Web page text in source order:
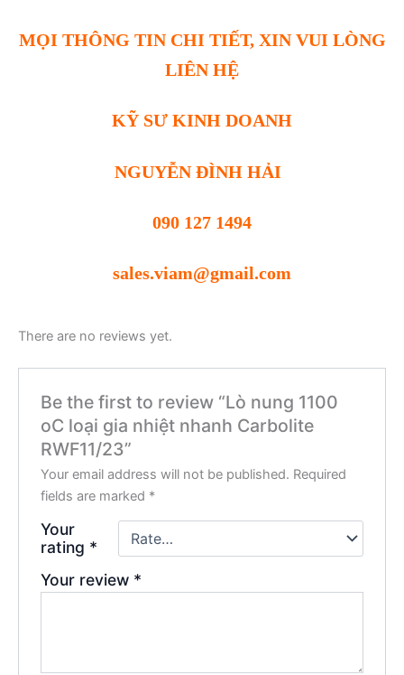
MỌI THÔNG TIN CHI TIẾT, XIN VUI LÒNG
LIÊN HỆ
KỸ SƯ KINH DOANH
NGUYỄN ĐÌNH HẢI
090 127 1494
sales.viam@gmail.com
There are no reviews yet.
Be the first to review “Lò nung 1100
oC loại gia nhiệt nhanh Carbolite
RWF11/23”
Your email address will not be published. Required
fields are marked *
Your
rating *
Your review *